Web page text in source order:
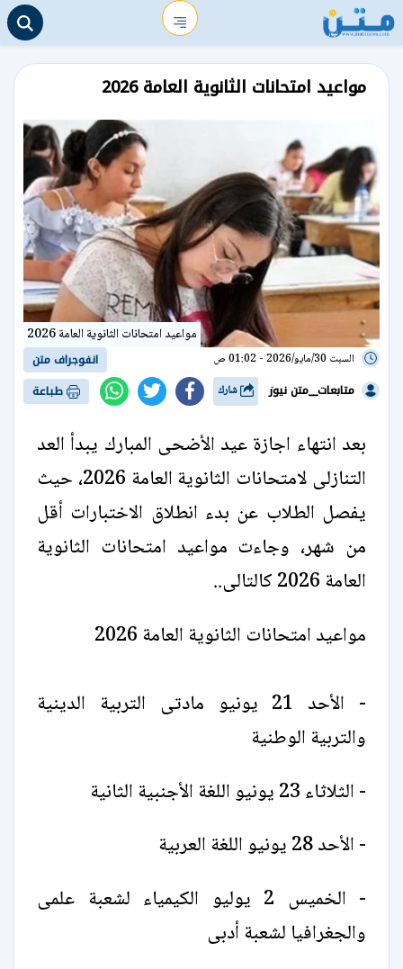
مواعيد امتحانات الثانوية العامة 2026
مواعيد امتحانات الثانوية العامة 2026
السبت 30/مايو/2026 - 01:02 ص
انفوجراف متن
متابعات__متن نيوز
طباعة
بعد انتهاء اجازة عيد الأضحى المبارك يبدأ العد
التنازلى لامتحانات الثانوية العامة 2026، حيث
يفصل الطلاب عن بدء انطلاق الاختبارات أقل
من شهر، وجاءت مواعيد امتحانات الثانوية
العامة 2026 كالتالى..
مواعيد امتحانات الثانوية العامة 2026
- الأحد 21 يونيو مادتى التربية الدينية
والتربية الوطنية
- الثلاثاء 23 يونيو اللغة الأجنبية الثانية
- الأحد 28 يونيو اللغة العربية
- الخميس 2 يوليو الكيمياء لشعبة علمى
والجغرافيا لشعبة أدبى